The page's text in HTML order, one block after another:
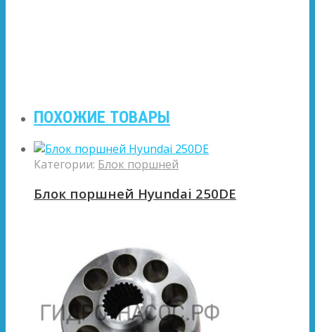
ПОХОЖИЕ ТОВАРЫ
Категории: Блок поршней
Блок поршней Hyundai 250DE